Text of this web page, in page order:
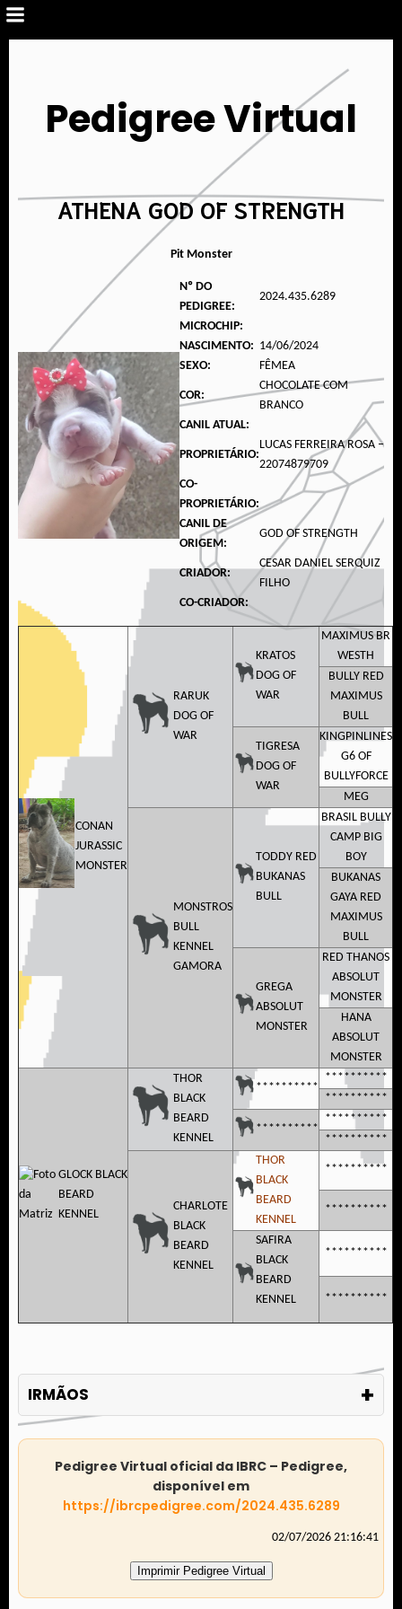
Pedigree Virtual
ATHENA GOD OF STRENGTH
Pit Monster
Nº DO
PEDIGREE:
2024.435.6289
MICROCHIP:
NASCIMENTO: 14/06/2024
SEXO:
FÊMEA
COR:
CHOCOLATE COM
BRANCO
CANIL ATUAL:
PROPRIETÁRIO:
LUCAS FERREIRA ROSA –
22074879709
CO-
PROPRIETÁRIO:
CANIL DE
ORIGEM:
GOD OF STRENGTH
CRIADOR:
CESAR DANIEL SERQUIZ
FILHO
CO-CRIADOR:
CONAN
JURASSIC
MONSTER
RARUK
DOG OF
WAR
KRATOS
DOG OF
WAR
MAXIMUS BR
WESTH
BULLY RED
MAXIMUS
BULL
TIGRESA
DOG OF
WAR
KINGPINLINES
G6 OF
BULLYFORCE
MEG
MONSTROS
BULL
KENNEL
GAMORA
TODDY RED
BUKANAS
BULL
BRASIL BULLY
CAMP BIG
BOY
BUKANAS
GAYA RED
MAXIMUS
BULL
GREGA
ABSOLUT
MONSTER
RED THANOS
ABSOLUT
MONSTER
HANA
ABSOLUT
MONSTER
GLOCK BLACK
BEARD
KENNEL
THOR
BLACK
BEARD
KENNEL
**********
**********
**********
**********
**********
**********
CHARLOTE
BLACK
BEARD
KENNEL
THOR
BLACK
BEARD
KENNEL
**********
**********
SAFIRA
BLACK
BEARD
KENNEL
**********
**********
IRMÃOS +
Pedigree Virtual oficial da IBRC – Pedigree,
disponível em
https://ibrcpedigree.com/2024.435.6289
02/07/2026 21:16:41
Imprimir Pedigree Virtual